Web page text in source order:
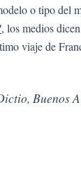
o tipo del
, los medios
viaje de
Buenos